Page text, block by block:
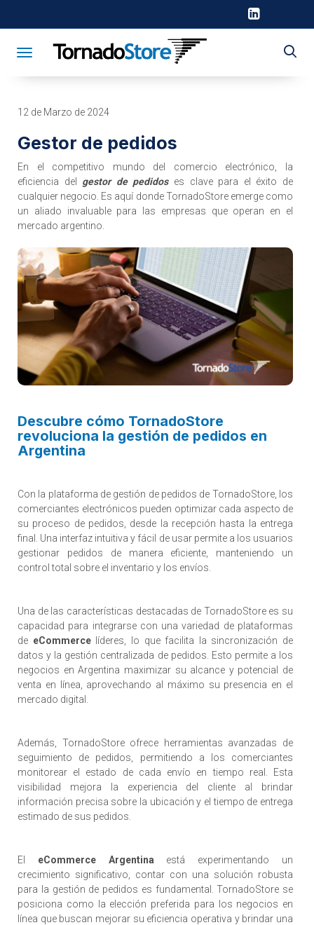
Toggle navigation
12 de Marzo de 2024
Gestor de pedidos
En el competitivo mundo del comercio electrónico, la
eficiencia del
gestor de pedidoses clave para el éxito de
cualquier negocio. Es aquí donde TornadoStore emerge como
un aliado invaluable para las empresas que operan en el
mercado argentino.
Descubre cómo TornadoStore
revoluciona la gestión de pedidos en
Argentina
Con la plataforma de gestión de pedidos de TornadoStore, los
comerciantes electrónicos pueden optimizar cada aspecto de
su proceso de pedidos, desde la recepción hasta la entrega
final. Una interfaz intuitiva y fácil de usar permite a los usuarios
gestionar pedidos de manera eficiente, manteniendo un
control total sobre el inventario y los envíos.
Una de las características destacadas de TornadoStore es su
capacidad para integrarse con una variedad de plataformas
de eCommercelíderes, lo que facilita la sincronización de
datos y la gestión centralizada de pedidos. Esto permite a los
negocios en Argentina maximizar su alcance y potencial de
venta en línea, aprovechando al máximo su presencia en el
mercado digital.
Además, TornadoStore ofrece herramientas avanzadas de
seguimiento de pedidos, permitiendo a los comerciantes
monitorear el estado de cada envío en tiempo real. Esta
visibilidad mejora la experiencia del cliente al brindar
información precisa sobre la ubicación y el tiempo de entrega
estimado de sus pedidos.
El eCommerce Argentina está experimentando un
crecimiento significativo, contar con una solución robusta
para la gestión de pedidos es fundamental. TornadoStore se
posiciona como la elección preferida para los negocios en
línea que buscan mejorar su eficiencia operativa y brindar una